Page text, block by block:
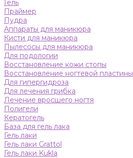
Гель
Праймер
Пудра
Аппараты для маникюра
Кисти для маникюра
Пылесосы для маникюра
Для подологии
Восстановление кожи стопы
Восстановление ногтевой пластины
Для гипергидроза
Для лечения грибка
Лечение вросшего ногтя
Полигели
Кератогель
База для гель лака
Гель лаки
Гель лаки Grattol
Гель лаки Kukla